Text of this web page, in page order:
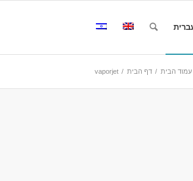
עמוד הבית / דף הבית /
vaporjet